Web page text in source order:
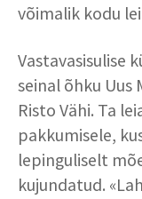
võimalik kodu
Vastavasisulise
seinal õhku Uus
Risto Vähi. Ta
pakkumisele,
lepinguliselt
kujundatud.